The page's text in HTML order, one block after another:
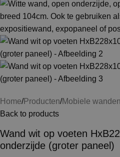
Home Producten Mobiele wanden
Back to products
Wand wit op voeten
onderzijde (groter paneel)